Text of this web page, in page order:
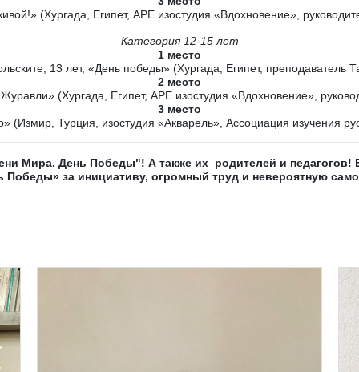
(Хургада, Египет, АРЕ изостудия «Вдохновение»,
Категория 12-15 лет
1 место
13 лет, «День победы» (Хургада, Египет, преподаватель
2 место
(Хургада, Египет, АРЕ изостудия «Вдохновение»,
3 место
Турция, изостудия «Акварель», Ассоциация изучения
Мира. День Победы"! А также их родителей и педагогов!
Победы» за инициативу, огромный труд и невероятную